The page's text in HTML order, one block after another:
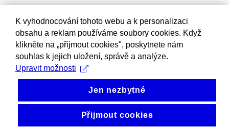
K vyhodnocování tohoto webu a k personalizaci
obsahu a reklam používáme soubory cookies. Když
klikněte na „přijmout cookies", poskytnete nám
souhlas k jejich uložení, správě a analýze.
Upravit možnosti
Jen nezbytné
Přijmout cookies